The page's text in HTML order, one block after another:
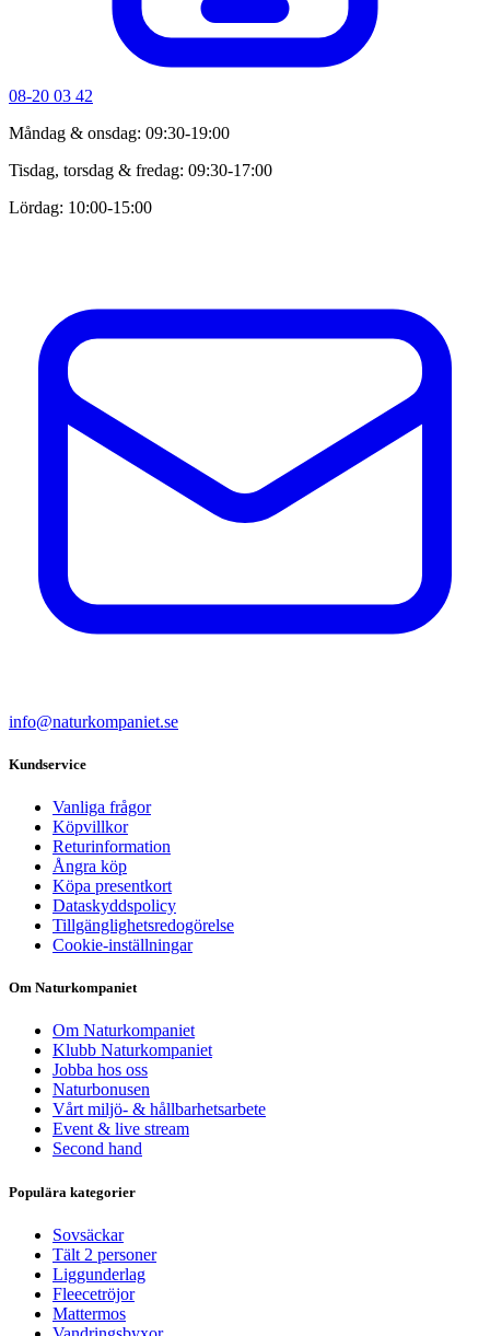
08-20 03 42
Måndag & onsdag: 09:30-19:00
Tisdag, torsdag & fredag: 09:30-17:00
Lördag: 10:00-15:00
info@naturkompaniet.se
Kundservice
Vanliga frågor
Köpvillkor
Returinformation
Ångra köp
Köpa presentkort
Dataskyddspolicy
Tillgänglighetsredogörelse
Cookie-inställningar
Om Naturkompaniet
Om Naturkompaniet
Klubb Naturkompaniet
Jobba hos oss
Naturbonusen
Vårt miljö- & hållbarhetsarbete
Event & live stream
Second hand
Populära kategorier
Sovsäckar
Tält 2 personer
Liggunderlag
Fleecetröjor
Mattermos